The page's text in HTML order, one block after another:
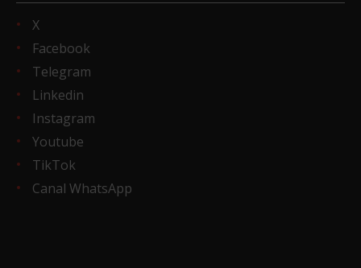
X
Facebook
Telegram
Linkedin
Instagram
Youtube
TikTok
Canal WhatsApp